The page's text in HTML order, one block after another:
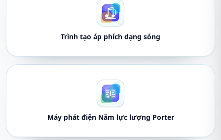
Trình tạo áp phích dạng sóng
Máy phát điện Năm lực lượng Porter